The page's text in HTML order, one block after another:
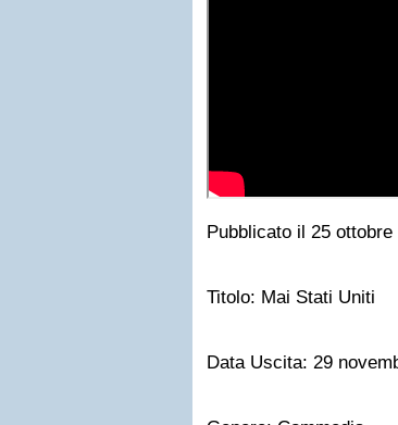
Pubblicato il 25
Titolo: Mai Stati Uniti
Data Uscita: 29